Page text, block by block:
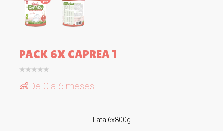
PACK 6X CAPREA 1
👶De 0 a 6 meses
Lata 6x800g